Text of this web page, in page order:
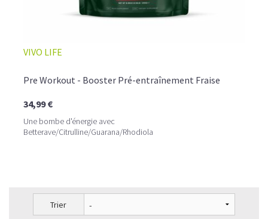
VIVO LIFE
Pre Workout - Booster Pré-entraînement Fraise
34,99 €
Une bombe d'énergie avec
Betterave/Citrulline/Guarana/Rhodiola
Trier